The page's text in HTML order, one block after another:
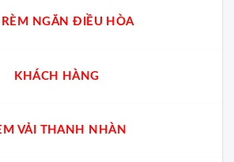
RÈM NGĂN ĐIỀU HÒA
KHÁCH HÀNG
VẢI THANH NHÀN